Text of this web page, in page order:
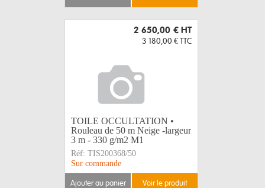
2 650,00 € HT
3 180,00 € TTC
TOILE OCCULTATION •
Rouleau de 50 m Neige -largeur
3 m - 330 g/m2 M1
Réf: TIS200368/50
Sur commande
ajouter au panier voir le produit